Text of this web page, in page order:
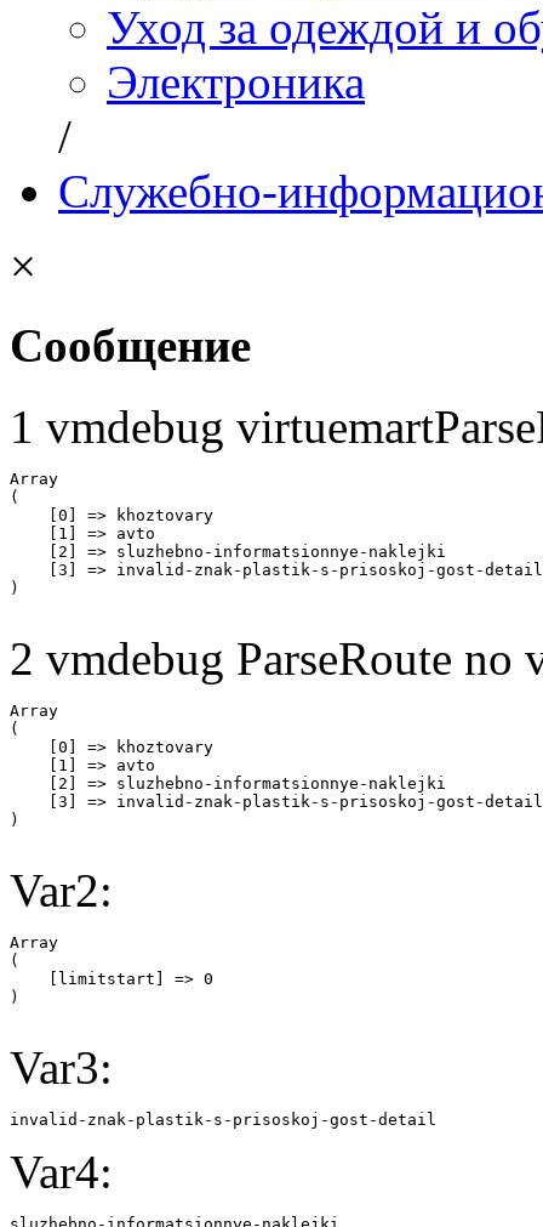
Уход за одеждой и
Электроника
/
Служебно-
×
Сообщение
1 vmdebug
Array
(
    [0] => khoztovary
    [1] => avto
    [2] => sluzhebno-informatsionnye-naklejki
    [3] => invalid-znak-plastik-s-prisoskoj-gost-detail
2 vmdebug ParseRoute no
Array
(
    [0] => khoztovary
    [1] => avto
    [2] => sluzhebno-informatsionnye-naklejki
    [3] => invalid-znak-plastik-s-prisoskoj-gost-detail
Var2:
Array
(
    [limitstart] => 0
Var3:
invalid-znak-plastik-s-prisoskoj-gost-detail
Var4: